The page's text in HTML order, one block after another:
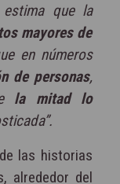
estima que la
mayores de
en números
de personas,
la mitad lo
las historias
alrededor del